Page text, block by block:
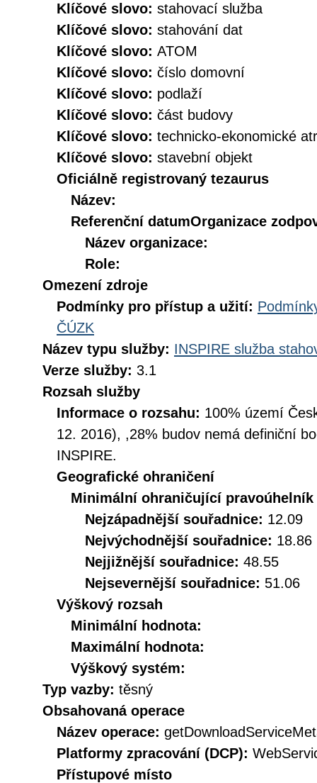
Klíčové slovo: stahovací služba
Klíčové slovo: stahování dat
Klíčové slovo: ATOM
Klíčové slovo: číslo domovní
Klíčové slovo: podlaží
Klíčové slovo: část budovy
Klíčové slovo: technicko-ekonomické
Klíčové slovo: stavební objekt
Oficiálně registrovaný tezaurus
Název:
Referenční datumOrganizace
Název organizace:
Role:
Omezení zdroje
Podmínky pro přístup a užití:
ČÚZK
Název typu služby: INSPIRE služba
Verze služby: 3.1
Rozsah služby
Informace o rozsahu: 100% území
12. 2016), ,28% budov nemá definiční
INSPIRE.
Geografické ohraničení
Minimální ohraničující pravoúhelník
Nejzápadnější souřadnice: 12.09
Nejvýchodnější souřadnice: 18.86
Nejjižnější souřadnice: 48.55
Nejsevernější souřadnice: 51.06
Výškový rozsah
Minimální hodnota:
Maximální hodnota:
Výškový systém:
Typ vazby: těsný
Obsahovaná operace
Název operace:
Platformy zpracování (DCP):
Přístupové místo